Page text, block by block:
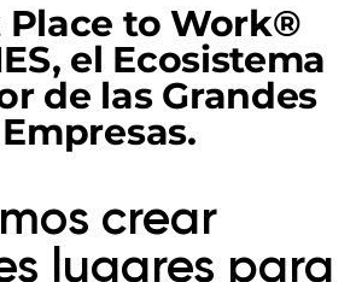
Place to Work®
el Ecosistema
de las Grandes
Empresas.
crear
lugares para